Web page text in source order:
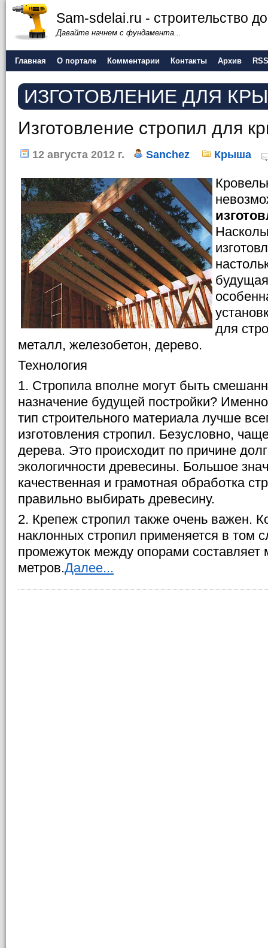
Sam-sdelai.ru - строительство
Давайте начнем с фундамента...
Главная О портале Комментарии Контакты Архив RSS
ИЗГОТОВЛЕНИЕ ДЛЯ
Изготовление стропил для
12 августа 2012 г. Sanchez Крыша
для
металл, железобетон, дерево.
Технология
1. Стропила вполне могут быть
назначение будущей постройки? Именно
тип строительного материала лучше
изготовления стропил. Безусловно,
дерева. Это происходит по причине
экологичности древесины. Большое
качественная и грамотная обработка
правильно выбирать древесину.
2. Крепеж стропил также очень важен.
наклонных стропил применяется в том
промежуток между опорами составляет
метров.Далее...